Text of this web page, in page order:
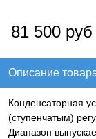
81 500 руб
Описание
Конденсаторная
(ступенчатым)
Диапазон